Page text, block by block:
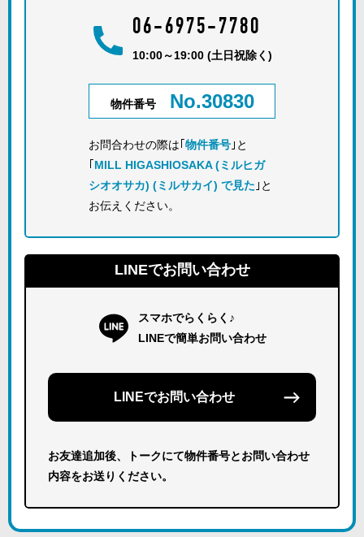
06-6975-7780
10:00～19:00 (土日祝除く)
物件番号 No.30830
お問合わせの際は｢ 物件番号 ｣と
MILL HIGASHIOSAKA (ミルヒガ
シオオサカ) (ミルサカイ) で見た ｣と
お伝えください。
LINEでお問い合わせ
スマホでらくらく♪
LINEで簡単お問い合わせ
LINEでお問い合わせ
お友達追加後、トークにて物件番号とお問い合わせ
内容をお送りください。